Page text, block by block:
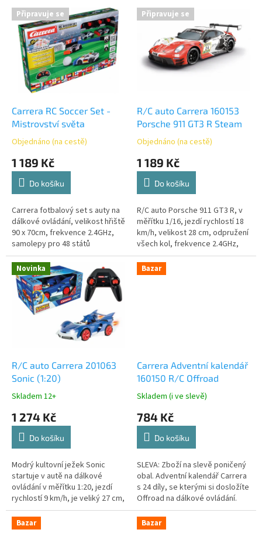
V Připravuje se
Carrera RC Soccer Set -
Mistrovství světa
Objednáno (na cestě)
1 189 Kč
Do košíku
Carrera fotbalový set s auty na
dálkové ovládání, velikost hřiště
90 x 70cm, frekvence 2.4GHz,
samolepy pro 48 států
Připravuje se
R/C auto Carrera 160153
Porsche 911 GT3 R Steam
Objednáno (na cestě)
1 189 Kč
Do košíku
R/C auto Porsche 911 GT3 R, v
měřítku 1/16, jezdí rychlostí 18
km/h, velikost 28 cm, odpružení
všech kol, frekvence 2.4GHz,
doba jízda až 30 minut. S funkcí
PÁRY!
Novinka
R/C auto Carrera 201063
Sonic (1:20)
Skladem 12+
1 274 Kč
Do košíku
Modrý kultovní ježek Sonic
startuje v autě na dálkové
ovládání v měřítku 1:20, jezdí
rychlostí 9 km/h, je veliký 27 cm,
odpružení kol, frekvence
2.4GHz, doba jízda až 20 minut. V
balení samolepy pro vlastní
Bazar
Carrera Adventní kalendář
160150 R/C Offroad
Skladem (i ve slevě)
784 Kč
Do košíku
SLEVA: Zboží na slevě poničený
obal. Adventní kalendář Carrera
s 24 díly, se kterými si dosložíte
Offroad na dálkové ovládání.
Frekvence 2.4GHz, velikost 23
cm
Bazar Bazar